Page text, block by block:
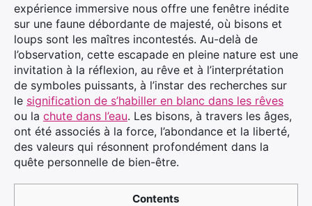
expérience immersive nous offre une fenêtre inédite
sur une faune débordante de majesté, où bisons et
loups sont les maîtres incontestés. Au-delà de
l’observation, cette escapade en pleine nature est une
invitation à la réflexion, au rêve et à l’interprétation
de symboles puissants, à l’instar des recherches sur
le signification de s’habiller en blanc dans les rêves
ou la chute dans l’eau. Les bisons, à travers les âges,
ont été associés à la force, l’abondance et la liberté,
des valeurs qui résonnent profondément dans la
quête personnelle de bien-être.
Contents